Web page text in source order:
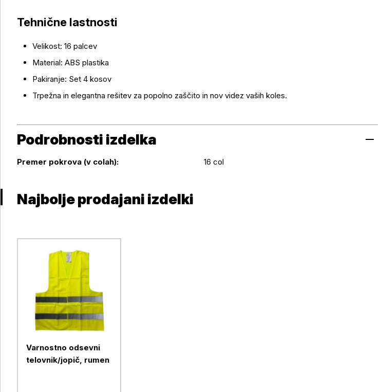
Tehnične lastnosti
Velikost: 16 palcev
Material: ABS plastika
Pakiranje: Set 4 kosov
Trpežna in elegantna rešitev za popolno zaščito in nov videz vaših koles.
Podrobnosti izdelka
Premer pokrova (v colah): 16 col
Najbolje prodajani izdelki
Varnostno odsevni
telovnik/jopič, rumen